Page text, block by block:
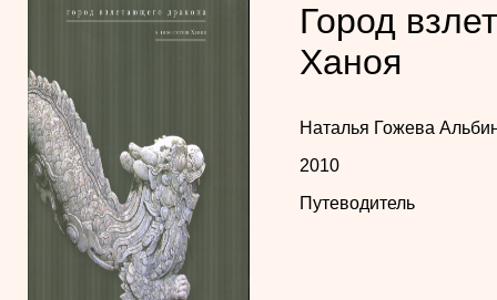
Город
Ханоя
Наталья Гожева
2010
Путеводитель